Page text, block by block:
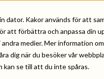
dator. Kakor används för att
att förbättra och anpassa din
medier. Mer information
dig när du besöker vår
kan se till att du inte spåras.
VÅRA TJÄNSTER